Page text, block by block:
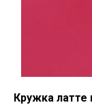
Кружка латте